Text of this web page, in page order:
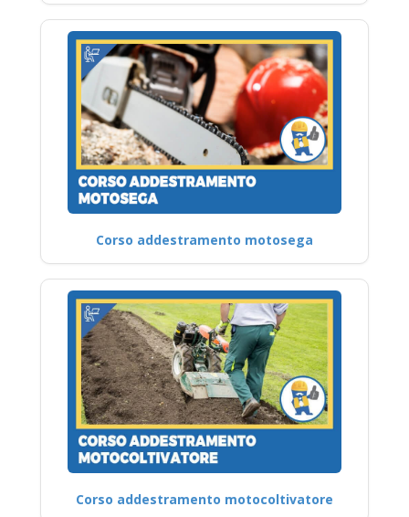
Corso addestramento motosega
Corso addestramento motocoltivatore